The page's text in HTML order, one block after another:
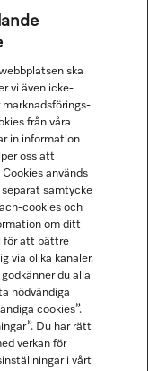
ska
vi även icke-
marknadsförings-
från våra
in information
oss att
används
samtycke
cookies och
om ditt
för att bättre
via olika kanaler.
du alla
nödvändiga
cookies”.
Du har rätt
verkan för
i vårt